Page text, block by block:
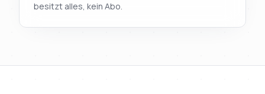
besitzt alles, kein Abo.